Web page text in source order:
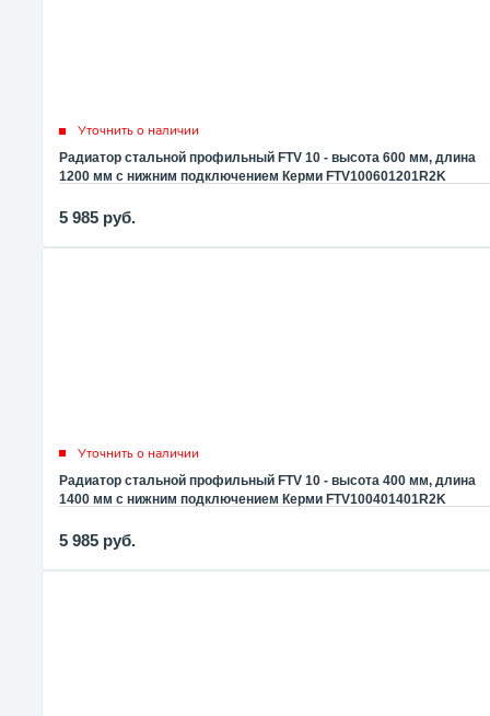
Уточнить о наличии
Радиатор стальной профильный FTV 10 - высота 600 мм, длина
1200 мм с нижним подключением Керми FTV100601201R2K
5 985 руб.
Уточнить о наличии
Радиатор стальной профильный FTV 10 - высота 400 мм, длина
1400 мм с нижним подключением Керми FTV100401401R2K
5 985 руб.